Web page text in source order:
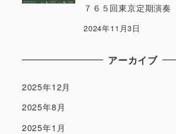
７６５回東京定期演奏
2024年11月3日
アーカイブ
2025年12月
2025年8月
2025年1月